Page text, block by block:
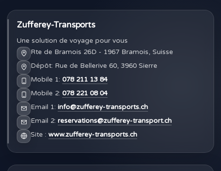
Zufferey-Transports
Une solution de voyage pour vous
Rte de Bramois 26D - 1967 Bramois, Suisse
Dépôt: Rue de Bellerive 60, 3960 Sierre
Mobile 1: 078 211 13 84
Mobile 2: 078 221 08 04
Email 1: info@zufferey-transports.ch
Email 2: reservations@zufferey-transport.ch
Site : www.zufferey-transports.ch